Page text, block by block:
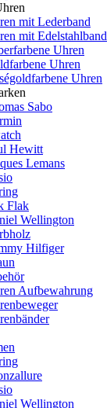
mit Lederband
mit Edelstahlband
Uhren
Uhren
Uhren
Sabo
Hewitt
Lemans
Flak
Wellington
Hilfiger
Aufbewahrung
Wellington